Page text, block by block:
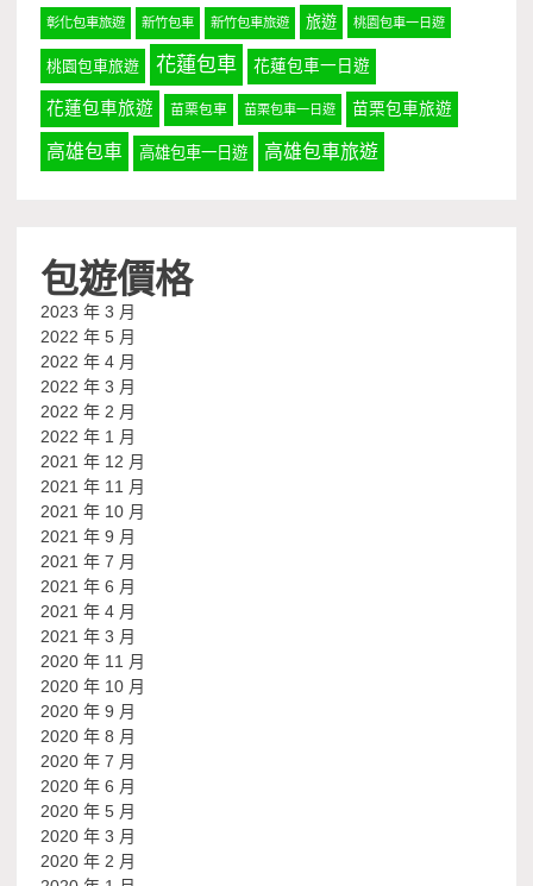
彰化包車旅遊 新竹包車 新竹包車旅遊 旅遊 桃園包車一日遊
桃園包車旅遊 花蓮包車 花蓮包車一日遊
花蓮包車旅遊 苗栗包車 苗栗包車一日遊 苗栗包車旅遊
高雄包車 高雄包車一日遊 高雄包車旅遊
包遊價格
2023 年 3 月
2022 年 5 月
2022 年 4 月
2022 年 3 月
2022 年 2 月
2022 年 1 月
2021 年 12 月
2021 年 11 月
2021 年 10 月
2021 年 9 月
2021 年 7 月
2021 年 6 月
2021 年 4 月
2021 年 3 月
2020 年 11 月
2020 年 10 月
2020 年 9 月
2020 年 8 月
2020 年 7 月
2020 年 6 月
2020 年 5 月
2020 年 3 月
2020 年 2 月